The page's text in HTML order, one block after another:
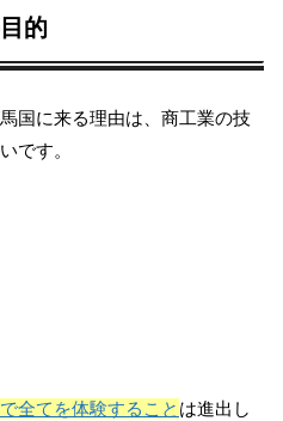
的
国に来る理由は、商工業の技
です。
全てを体験すること は進出し